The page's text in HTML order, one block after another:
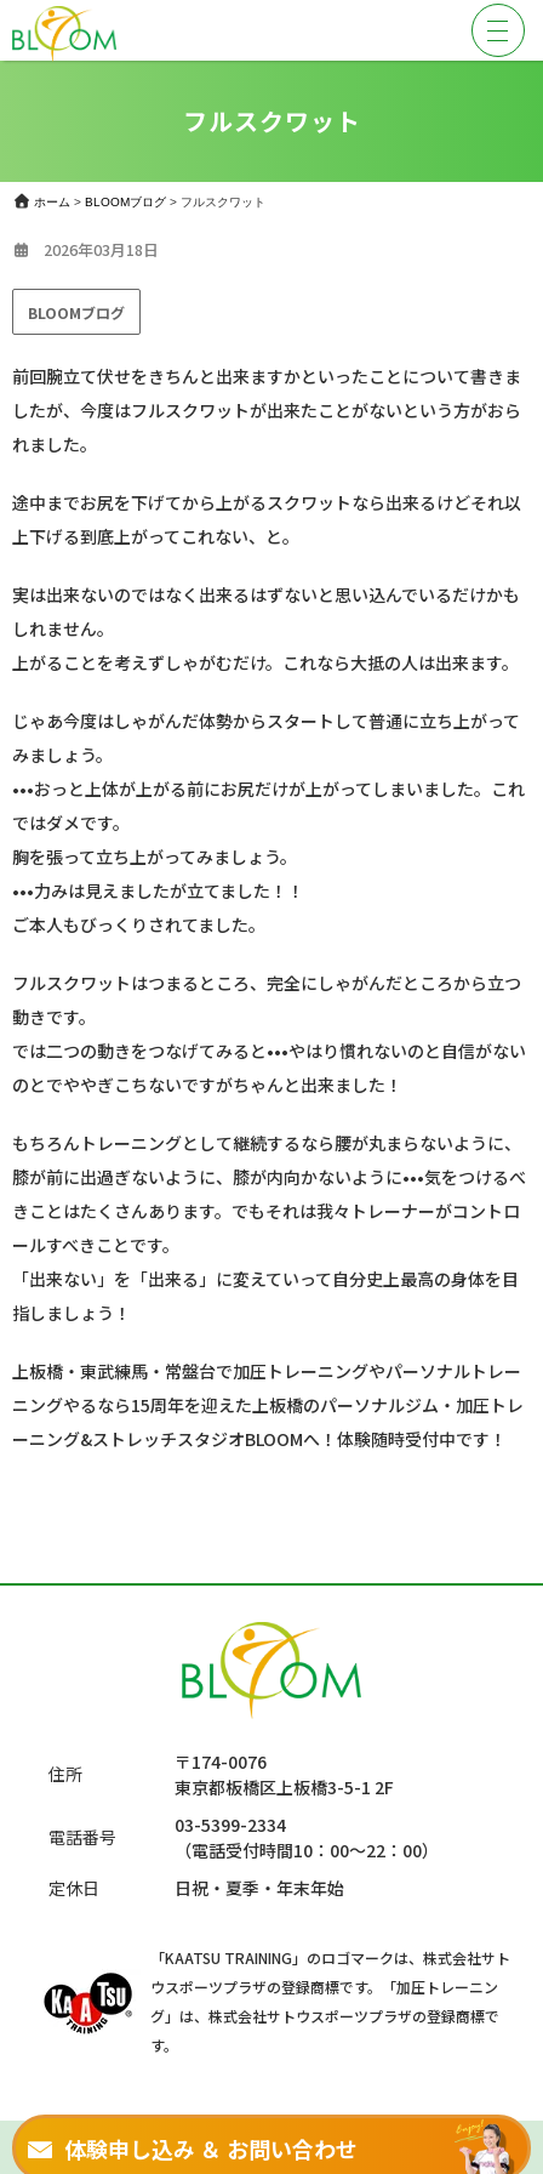
フルスクワット
ホーム > BLOOMブログ > フルスクワット
2026年03月18日
BLOOMブログ
前回腕立て伏せをきちんと出来ますかといったことについて書きま
したが、今度はフルスクワットが出来たことがないという方がおら
れました。
途中までお尻を下げてから上がるスクワットなら出来るけどそれ以
上下げる到底上がってこれない、と。
実は出来ないのではなく出来るはずないと思い込んでいるだけかも
しれません。
上がることを考えずしゃがむだけ。これなら大抵の人は出来ます。
じゃあ今度はしゃがんだ体勢からスタートして普通に立ち上がって
みましょう。
•••おっと上体が上がる前にお尻だけが上がってしまいました。これ
ではダメです。
胸を張って立ち上がってみましょう。
•••力みは見えましたが立てました！！
ご本人もびっくりされてました。
フルスクワットはつまるところ、完全にしゃがんだところから立つ
動きです。
では二つの動きをつなげてみると•••やはり慣れないのと自信がない
のとでややぎこちないですがちゃんと出来ました！
もちろんトレーニングとして継続するなら腰が丸まらないように、
膝が前に出過ぎないように、膝が内向かないように•••気をつけるべ
きことはたくさんあります。でもそれは我々トレーナーがコントロ
ールすべきことです。
「出来ない」を「出来る」に変えていって自分史上最高の身体を目
指しましょう！
上板橋・東武練馬・常盤台で加圧トレーニングやパーソナルトレー
ニングやるなら15周年を迎えた上板橋のパーソナルジム・加圧トレ
ーニング&ストレッチスタジオBLOOMへ！体験随時受付中です！
住所
〒174-0076
東京都板橋区上板橋3-5-1 2F
電話番号
03-5399-2334
（電話受付時間10：00～22：00）
定休日
日祝・夏季・年末年始
「KAATSU TRAINING」のロゴマークは、株式会社サト
ウスポーツプラザの登録商標です。「加圧トレーニン
グ」は、株式会社サトウスポーツプラザの登録商標で
す。
Copyright © 板橋区のダイエット専門加圧トレーニングと加圧ダイエット専門 パーソナルジム
体験申し込み ＆ お問い合わせ